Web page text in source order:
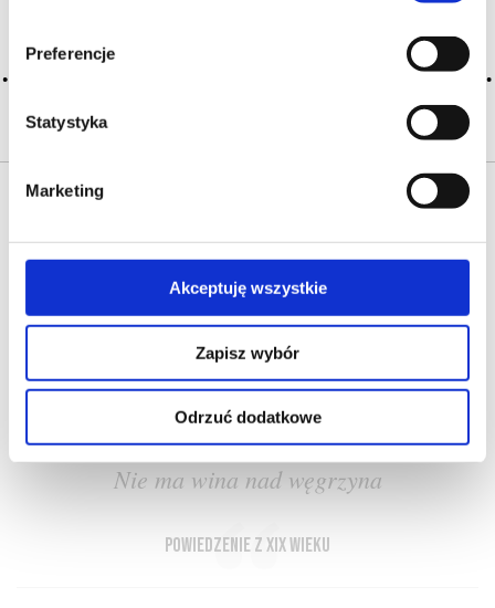
Preferencje
Statystyka
Marketing
Akceptuję wszystkie
Zapisz wybór
Odrzuć dodatkowe
słownika nowych haseł. Jeśli jakis termin stwarza
Państwu szczególny problem i nie ma go w słowniku
O NAS OFERTA ONLINE PRODUCENCI
BLOG
PRZEWODNIK
SŁOWNIK
Nie ma wina nad węgrzyna
powiedzenie z XIX wieku